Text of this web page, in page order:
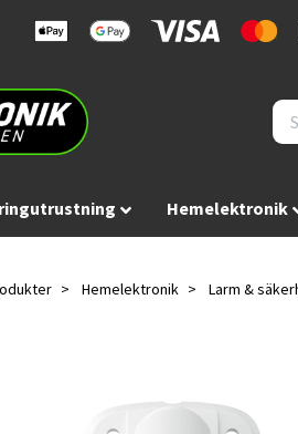
Hemelektronik
Hemelektronik Larm &